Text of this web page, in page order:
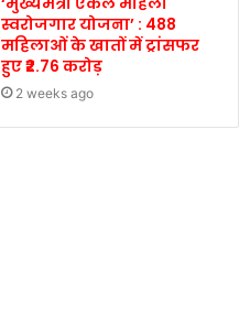
स्वरोजगार योजना’ : 488
महिलाओं के खातों में ट्रांसफर
हुए ₹2.76 करोड़
2 weeks ago